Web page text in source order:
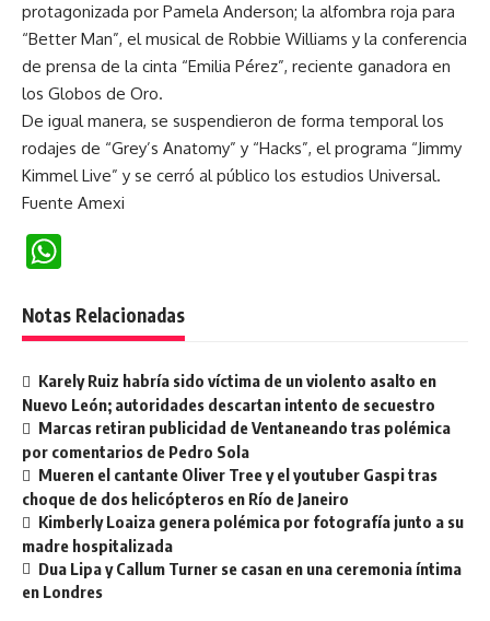
protagonizada por Pamela Anderson; la alfombra roja para
“Better Man”, el musical de Robbie Williams y la conferencia
de prensa de la cinta “Emilia Pérez”, reciente ganadora en
los Globos de Oro.
De igual manera, se suspendieron de forma temporal los
rodajes de “Grey’s Anatomy” y “Hacks”, el programa “Jimmy
Kimmel Live” y se cerró al público los estudios Universal.
Fuente Amexi
Notas Relacionadas
Karely Ruiz habría sido víctima de un violento asalto en
Nuevo León; autoridades descartan intento de secuestro
Marcas retiran publicidad de Ventaneando tras polémica
por comentarios de Pedro Sola
Mueren el cantante Oliver Tree y el youtuber Gaspi tras
choque de dos helicópteros en Río de Janeiro
Kimberly Loaiza genera polémica por fotografía junto a su
madre hospitalizada
Dua Lipa y Callum Turner se casan en una ceremonia íntima
en Londres